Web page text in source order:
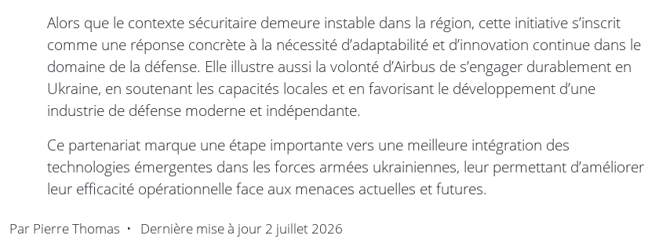
Alors que le contexte sécuritaire demeure instable dans la région, cette initiative s’inscrit
comme une réponse concrète à la nécessité d’adaptabilité et d’innovation continue dans le
domaine de la défense. Elle illustre aussi la volonté d’Airbus de s’engager durablement en
Ukraine, en soutenant les capacités locales et en favorisant le développement d’une
industrie de défense moderne et indépendante.
Ce partenariat marque une étape importante vers une meilleure intégration des
technologies émergentes dans les forces armées ukrainiennes, leur permettant d’améliorer
leur efficacité opérationnelle face aux menaces actuelles et futures.
Par Pierre Thomas • Dernière mise à jour 2 juillet 2026